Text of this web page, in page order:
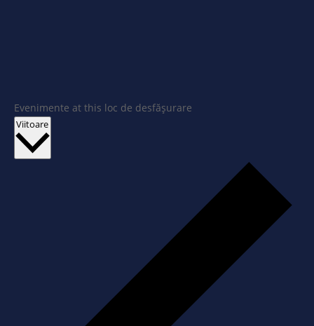
Evenimente at this loc de desfășurare
Viitoare